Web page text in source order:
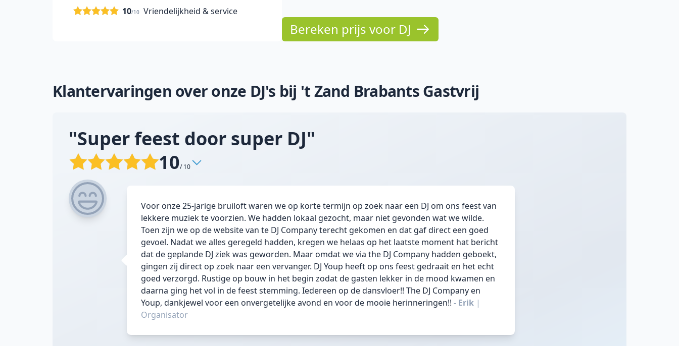
Vriendelijkheid & service
10/10
Bereken prijs voor DJ
Klantervaringen over onze DJ's bij 't Zand Brabants Gastvrij
"Super feest door super DJ"
10/ 10
Voor onze 25-jarige bruiloft waren we op korte termijn op zoek naar een DJ om ons feest van
lekkere muziek te voorzien. We hadden lokaal gezocht, maar niet gevonden wat we wilde.
Toen zijn we op de website van te DJ Company terecht gekomen en dat gaf direct een goed
gevoel. Nadat we alles geregeld hadden, kregen we helaas op het laatste moment hat bericht
dat de geplande DJ ziek was geworden. Maar omdat we via the DJ Company hadden geboekt,
gingen zij direct op zoek naar een vervanger. DJ Youp heeft op ons feest gedraait en het echt
goed verzorgd. Rustige op bouw in het begin zodat de gasten lekker in de mood kwamen en
daarna ging het vol in de feest stemming. Iedereen op de dansvloer!! The DJ Company en
Youp, dankjewel voor een onvergetelijke avond en voor de mooie herinneringen!! - Erik |
Organisator